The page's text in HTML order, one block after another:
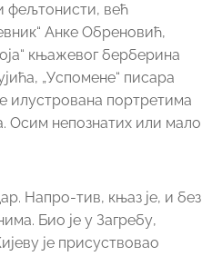
фељтонисти, већ
Анке Обреновић,
књажевог берберина
„Успомене“ писара
илустрована портретима
Осим непознатих или мало
Напро-тив, књаз је, и без
Био је у Загребу,
је присуствовао